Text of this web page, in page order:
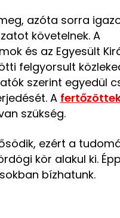
azóta sorra
követelnek. A
és az Egyesült
felgyorsult
szerint egyedül
A
szükség.
ezért a
kör alakul ki.
bízhatunk.